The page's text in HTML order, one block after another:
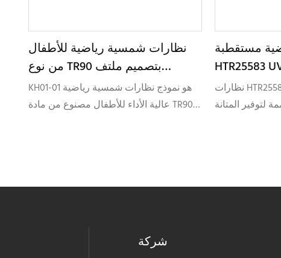
نظارات شمسية رياضية للأطفال
من نوع TR90 بتصميم ملتف
مخصص KH01-01 KH01-01 هو نموذج نظارات شمسية رياضية
عالية الأداء للأطفال مصنوع من مادة TR90
مستقطبة
HTR25583
نظارات HTR25583 الشمسية مستوحاة من
لتوفير المتانة
للعلامات
المستقطبة
شركة